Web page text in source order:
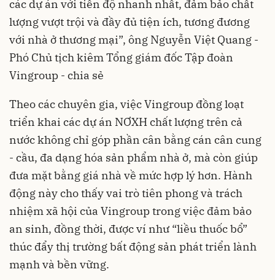
các dự án với tiến độ nhanh nhất, đảm bảo chất
lượng vượt trội và đầy đủ tiện ích, tương đương
với nhà ở thương mại”, ông Nguyễn Việt Quang -
Phó Chủ tịch kiêm Tổng giám đốc Tập đoàn
Vingroup - chia sẻ
Theo các chuyên gia, việc Vingroup đồng loạt
triển khai các dự án NƠXH chất lượng trên cả
nước không chỉ góp phần cân bằng cán cân cung
- cầu, đa dạng hóa sản phẩm nhà ở, mà còn giúp
đưa mặt bằng giá nhà về mức hợp lý hơn. Hành
động này cho thấy vai trò tiên phong và trách
nhiệm xã hội của Vingroup trong việc đảm bảo
an sinh, đồng thời, được ví như “liều thuốc bổ”
thúc đẩy thị trường bất động sản phát triển lành
mạnh và bền vững.